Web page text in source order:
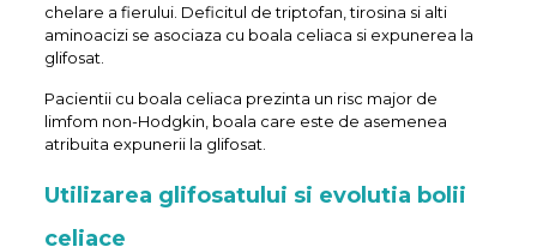
chelare a fierului. Deficitul de triptofan, tirosina si alti
aminoacizi se asociaza cu boala celiaca si expunerea la
glifosat.
Pacientii cu boala celiaca prezinta un risc major de
limfom non-Hodgkin, boala care este de asemenea
atribuita expunerii la glifosat.
Utilizarea glifosatului si evolutia bolii
celiace